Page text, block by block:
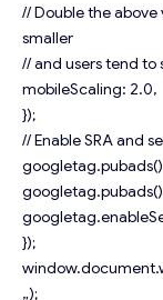
// Double the
smaller
// and users tend to
mobileScaling: 2.0,
});
// Enable SRA and
});
„);